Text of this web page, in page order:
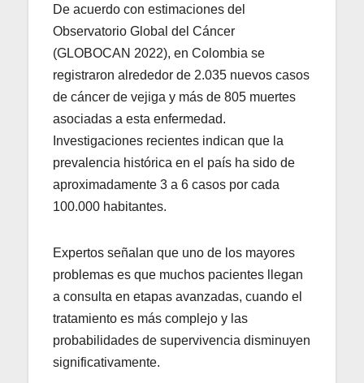
De acuerdo con estimaciones del
Observatorio Global del Cáncer
(GLOBOCAN 2022), en Colombia se
registraron alrededor de 2.035 nuevos casos
de cáncer de vejiga y más de 805 muertes
asociadas a esta enfermedad.
Investigaciones recientes indican que la
prevalencia histórica en el país ha sido de
aproximadamente 3 a 6 casos por cada
100.000 habitantes.
Expertos señalan que uno de los mayores
problemas es que muchos pacientes llegan
a consulta en etapas avanzadas, cuando el
tratamiento es más complejo y las
probabilidades de supervivencia disminuyen
significativamente.